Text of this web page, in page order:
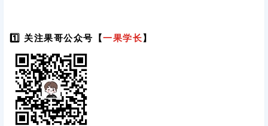
1️⃣ 关注果哥公众号【一果学长】